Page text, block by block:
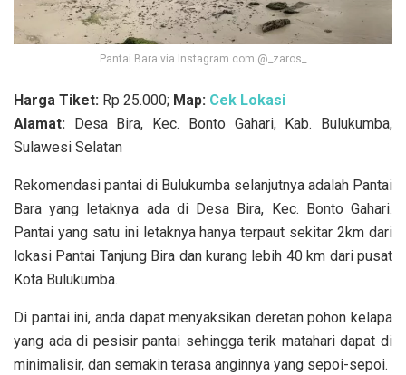
Pantai Bara via Instagram.com @_zaros_
Harga Tiket: Rp 25.000; Map: Cek Lokasi
Alamat: Desa Bira, Kec. Bonto Gahari, Kab. Bulukumba,
Sulawesi Selatan
Rekomendasi pantai di Bulukumba selanjutnya adalah Pantai
Bara yang letaknya ada di Desa Bira, Kec. Bonto Gahari.
Pantai yang satu ini letaknya hanya terpaut sekitar 2km dari
lokasi Pantai Tanjung Bira dan kurang lebih 40 km dari pusat
Kota Bulukumba.
Di pantai ini, anda dapat menyaksikan deretan pohon kelapa
yang ada di pesisir pantai sehingga terik matahari dapat di
minimalisir, dan semakin terasa anginnya yang sepoi-sepoi.